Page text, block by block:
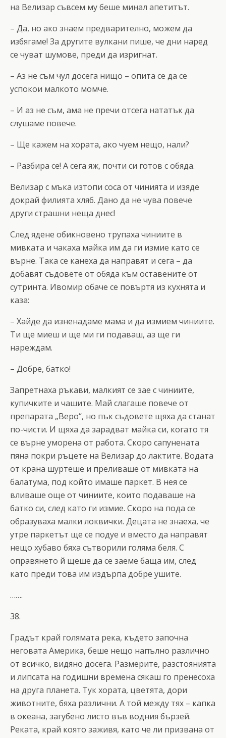
на Велизар съвсем му беше минал апетитът.
– Да, но ако знаем предварително, можем да
избягаме! За другите вулкани пише, че дни наред
се чуват шумове, преди да изригнат.
– Аз не съм чул досега нищо – опита се да се
успокои малкото момче.
– И аз не съм, ама не пречи отсега нататък да
слушаме повече.
– Ще кажем на хората, ако чуем нещо, нали?
– Разбира се! А сега яж, почти си готов с обяда.
Велизар с мъка изтопи соса от чинията и изяде
докрай филията хляб. Дано да не чува повече
други страшни неща днес!
След ядене обикновено трупаха чиниите в
мивката и чакаха майка им да ги измие като се
върне. Така се канеха да направят и сега – да
добавят съдовете от обяда към оставените от
сутринта. Ивомир обаче се повъртя из кухнята и
каза:
– Хайде да изненадаме мама и да измием чиниите.
Ти ще миеш и ще ми ги подаваш, аз ще ги
нареждам.
– Добре, батко!
Запретнаха ръкави, малкият се зае с чиниите,
купичките и чашите. Май слагаше повече от
препарата „Веро“, но пък съдовете щяха да станат
по-чисти. И щяха да зарадват майка си, когато тя
се върне уморена от работа. Скоро сапунената
пяна покри ръцете на Велизар до лактите. Водата
от крана шуртеше и преливаше от мивката на
балатума, под който имаше паркет. В нея се
вливаше още от чиниите, които подаваше на
батко си, след като ги измие. Скоро на пода се
образуваха малки локвички. Децата не знаеха, че
утре паркетът ще се подуе и вместо да направят
нещо хубаво бяха сътворили голяма беля. С
оправянето й щеше да се заеме баща им, след
като преди това им издърпа добре ушите.
…….
38.
Градът край голямата река, където започна
неговата Америка, беше нещо напълно различно
от всичко, видяно досега. Размерите, разстоянията
и липсата на годишни времена сякаш го пренесоха
на друга планета. Тук хората, цветята, дори
животните, бяха различни. А той между тях – капка
в океана, загубено листо във водния бързей.
Реката, край която заживя, като че ли призвана от